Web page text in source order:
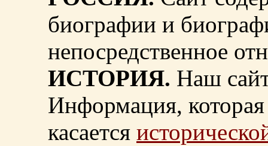
биографии и
непосредственное
ИСТОРИЯ. Наш
Информация, которая
касается